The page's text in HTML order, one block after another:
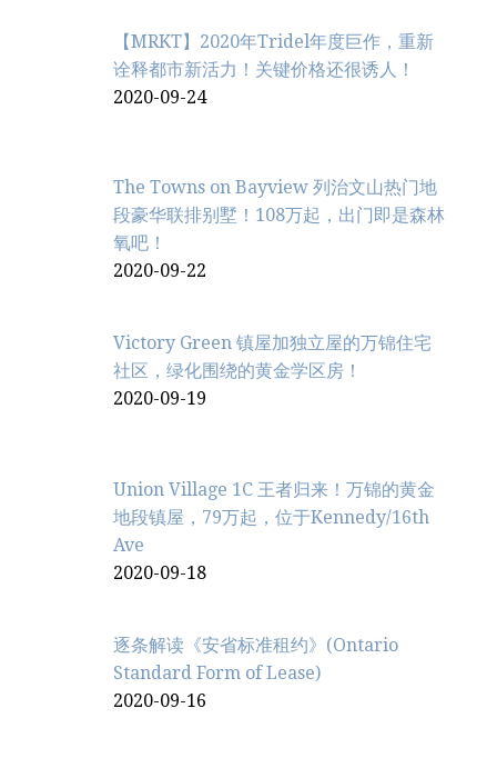
【MRKT】2020年Tridel年度巨作，重新
诠释都市新活力！关键价格还很诱人！
2020-09-24
The Towns on Bayview 列治文山热门地
段豪华联排别墅！108万起，出门即是森林
氧吧！
2020-09-22
Victory Green 镇屋加独立屋的万锦住宅
社区，绿化围绕的黄金学区房！
2020-09-19
Union Village 1C 王者归来！万锦的黄金
地段镇屋，79万起，位于Kennedy/16th
Ave
2020-09-18
逐条解读《安省标准租约》(Ontario
Standard Form of Lease)
2020-09-16